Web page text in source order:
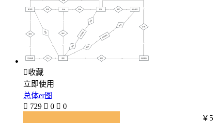
收藏
立即使用
总体er图
 729  0  0
￥5